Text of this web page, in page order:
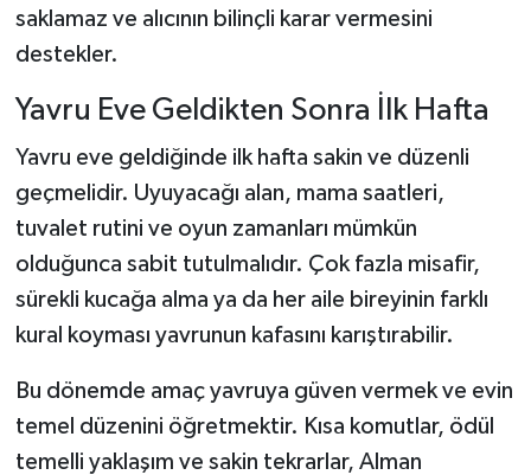
saklamaz ve alıcının bilinçli karar vermesini
destekler.
Yavru Eve Geldikten Sonra İlk Hafta
Yavru eve geldiğinde ilk hafta sakin ve düzenli
geçmelidir. Uyuyacağı alan, mama saatleri,
tuvalet rutini ve oyun zamanları mümkün
olduğunca sabit tutulmalıdır. Çok fazla misafir,
sürekli kucağa alma ya da her aile bireyinin farklı
kural koyması yavrunun kafasını karıştırabilir.
Bu dönemde amaç yavruya güven vermek ve evin
temel düzenini öğretmektir. Kısa komutlar, ödül
temelli yaklaşım ve sakin tekrarlar, Alman